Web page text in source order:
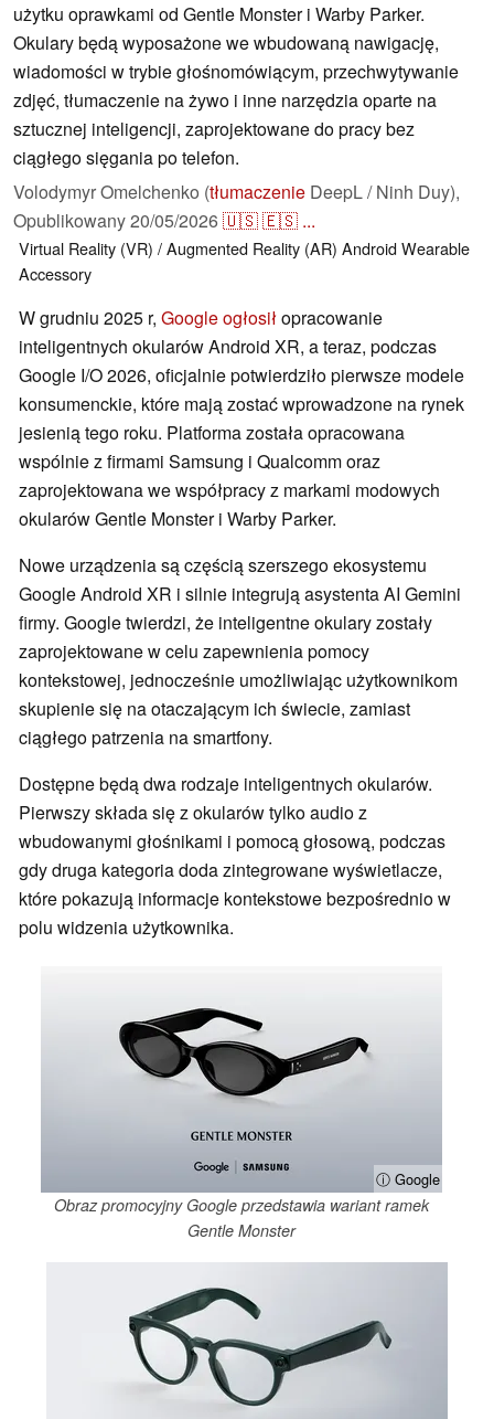
użytku oprawkami od Gentle Monster i Warby Parker.
Okulary będą wyposażone we wbudowaną nawigację,
wiadomości w trybie głośnomówiącym, przechwytywanie
zdjęć, tłumaczenie na żywo i inne narzędzia oparte na
sztucznej inteligencji, zaprojektowane do pracy bez
ciągłego sięgania po telefon.
Volodymyr Omelchenko (tłumaczenie DeepL / Ninh Duy),
Opublikowany20/05/2026🇺🇸🇪🇸 ...
Virtual Reality (VR) / Augmented Reality (AR) AndroidWearable
Accessory
W grudniu 2025 r, Google ogłosiłopracowanie
inteligentnych okularów Android XR, a teraz, podczas
Google I/O 2026, oficjalnie potwierdziło pierwsze modele
konsumenckie, które mają zostać wprowadzone na rynek
jesienią tego roku. Platforma została opracowana
wspólnie z firmami Samsung i Qualcomm oraz
zaprojektowana we współpracy z markami modowych
okularów Gentle Monster i Warby Parker.
Nowe urządzenia są częścią szerszego ekosystemu
Google Android XR i silnie integrują asystenta AI Gemini
firmy. Google twierdzi, że inteligentne okulary zostały
zaprojektowane w celu zapewnienia pomocy
kontekstowej, jednocześnie umożliwiając użytkownikom
skupienie się na otaczającym ich świecie, zamiast
ciągłego patrzenia na smartfony.
Dostępne będą dwa rodzaje inteligentnych okularów.
Pierwszy składa się z okularów tylko audio z
wbudowanymi głośnikami i pomocą głosową, podczas
gdy druga kategoria doda zintegrowane wyświetlacze,
które pokazują informacje kontekstowe bezpośrednio w
polu widzenia użytkownika.
ⓘ Google
Obraz promocyjny Google przedstawia wariant ramek
Gentle Monster